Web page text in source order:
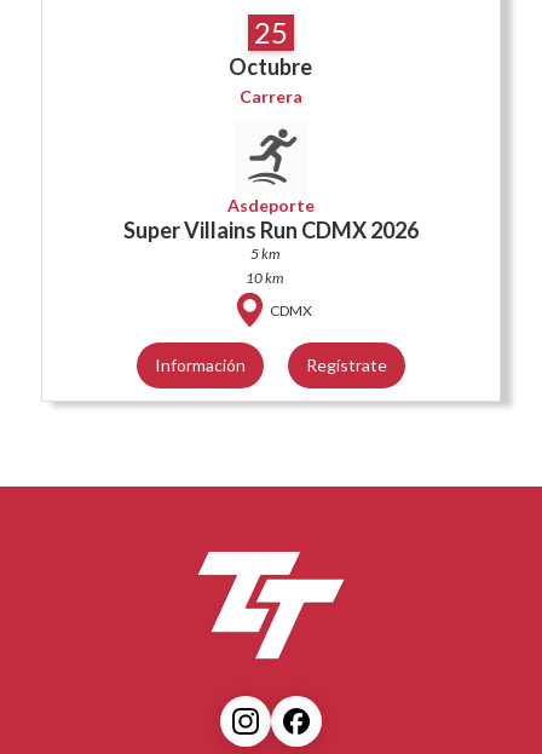
25
Octubre
Carrera
Asdeporte
Super Villains Run CDMX 2026
5 km
10 km
CDMX
Información Regístrate